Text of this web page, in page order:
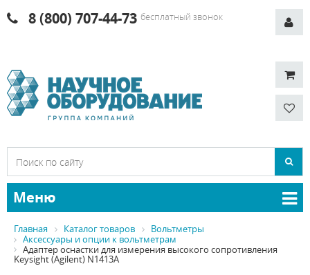
8 (800) 707-44-73 бесплатный звонок
Меню
Главная Каталог товаров
Вольтметры
Аксессуары и опции к вольтметрам
Адаптер оснастки для измерения высокого сопротивления
Keysight (Agilent) N1413A